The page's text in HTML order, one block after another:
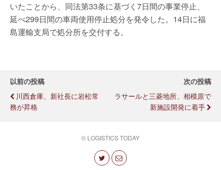
いたことから、同法第33条に基づく7日間の事業停止、
延べ299日間の車両使用停止処分を発令した。14日に福
島運輸支局で処分所を交付する。
以前の投稿
川西倉庫、新社長に岩松常
務が昇格
次の投稿
ラサールと三菱地所、相模原で
新施設開発に着手
© LOGISTICS TODAY